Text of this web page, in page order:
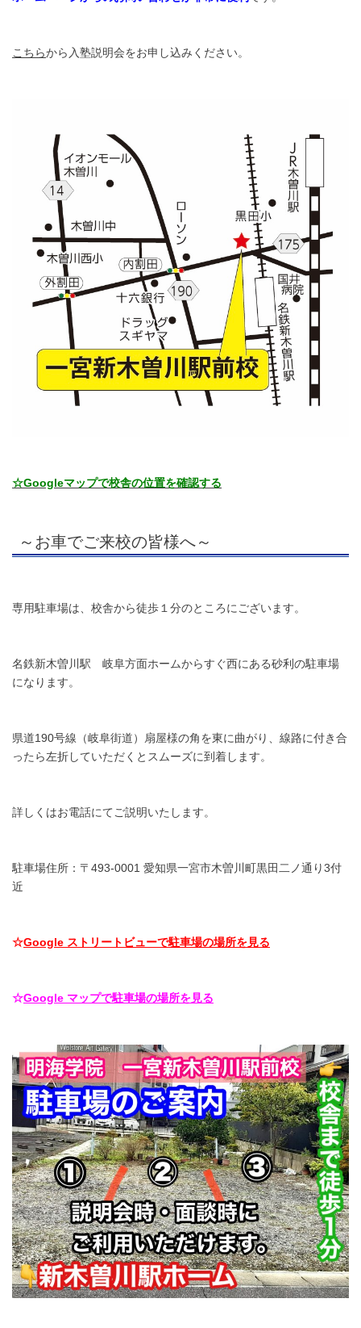
こちらから入塾説明会をお申し込みください。
☆Googleマップで校舎の位置を確認する
～お車でご来校の皆様へ～
専用駐車場は、校舎から徒歩１分のところにございます。
名鉄新木曽川駅 岐阜方面ホームからすぐ西にある砂利の駐車場
になります。
県道190号線（岐阜街道）扇屋様の角を東に曲がり、線路に付き合
ったら左折していただくとスムーズに到着します。
詳しくはお電話にてご説明いたします。
駐車場住所：〒493-0001 愛知県一宮市木曽川町黒田二ノ通り3付
近
☆Google ストリートビューで駐車場の場所を見る
☆Google マップで駐車場の場所を見る